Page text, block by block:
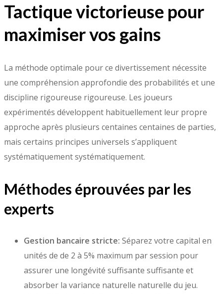
Tactique victorieuse pour
maximiser vos gains
La méthode optimale pour ce divertissement nécessite
une compréhension approfondie des probabilités et une
discipline rigoureuse rigoureuse. Les joueurs
expérimentés développent habituellement leur propre
approche après plusieurs centaines centaines de parties,
mais certains principes universels s’appliquent
systématiquement systématiquement.
Méthodes éprouvées par les
experts
Gestion bancaire stricte: Séparez votre capital en
unités de de 2 à 5% maximum par session pour
assurer une longévité suffisante suffisante et
absorber la variance naturelle naturelle du jeu.